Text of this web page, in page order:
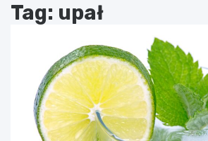
Tag: upał